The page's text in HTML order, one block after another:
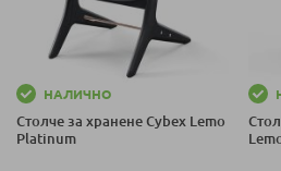
НАЛИЧНО
Столче за хранене Cybex Lemo
Platinum